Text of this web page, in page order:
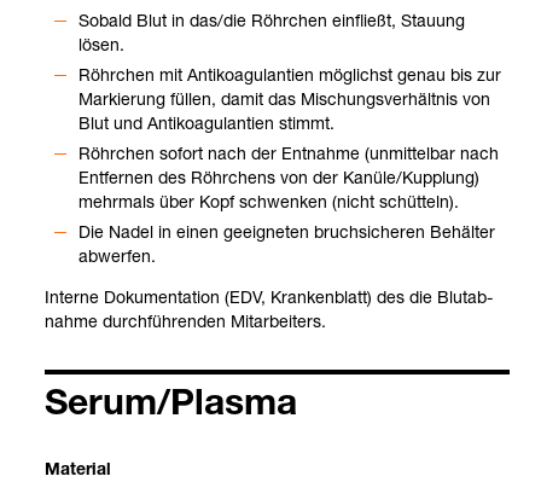
Sobald Blut in das/die Röhr­chen ein­fließt, Stau­ung
lösen.
Röhr­chen mit Anti­ko­agu­lan­tien mög­lichst genau bis zur
Mar­kie­rung fül­len, damit das Mischungs­ver­hält­nis von
Blut und Anti­ko­agu­lan­tien stimmt.
Röhr­chen sofort nach der Ent­nahme (unmit­tel­bar nach
Ent­fer­nen des Röhr­chens von der Kanüle/Kupp­lung)
mehr­mals über Kopf schwen­ken (nicht schüt­teln).
Die Nadel in einen geeig­ne­ten bruch­si­che­ren Behäl­ter
abwer­fen.
Interne Doku­men­ta­tion (EDV, Kran­ken­blatt) des die Blut­ab­
nahme durch­füh­ren­den Mit­ar­bei­ters.
Serum/Plasma